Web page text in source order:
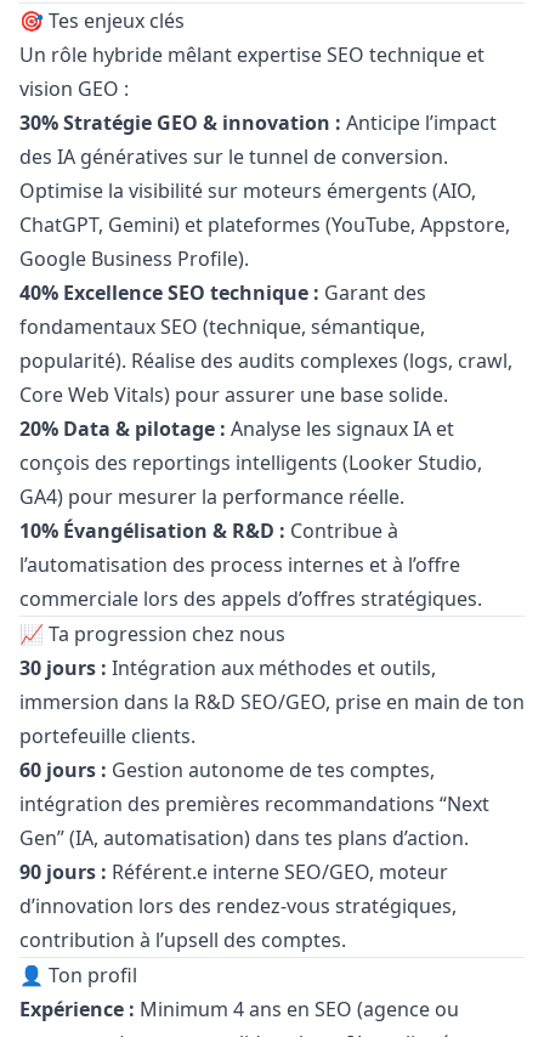
🎯 Tes enjeux clés
Un rôle hybride mêlant expertise SEO technique et
vision GEO :
30% Stratégie GEO & innovation : Anticipe l’impact
des IA génératives sur le tunnel de conversion.
Optimise la visibilité sur moteurs émergents (AIO,
ChatGPT, Gemini) et plateformes (YouTube, Appstore,
Google Business Profile).
40% Excellence SEO technique : Garant des
fondamentaux SEO (technique, sémantique,
popularité). Réalise des audits complexes (logs, crawl,
Core Web Vitals) pour assurer une base solide.
20% Data & pilotage : Analyse les signaux IA et
conçois des reportings intelligents (Looker Studio,
GA4) pour mesurer la performance réelle.
10% Évangélisation & R&D : Contribue à
l’automatisation des process internes et à l’offre
commerciale lors des appels d’offres stratégiques.
📈 Ta progression chez nous
30 jours : Intégration aux méthodes et outils,
immersion dans la R&D SEO/GEO, prise en main de ton
portefeuille clients.
60 jours : Gestion autonome de tes comptes,
intégration des premières recommandations “Next
Gen” (IA, automatisation) dans tes plans d’action.
90 jours : Référent.e interne SEO/GEO, moteur
d’innovation lors des rendez-vous stratégiques,
contribution à l’upsell des comptes.
👤 Ton profil
Expérience : Minimum 4 ans en SEO (agence ou